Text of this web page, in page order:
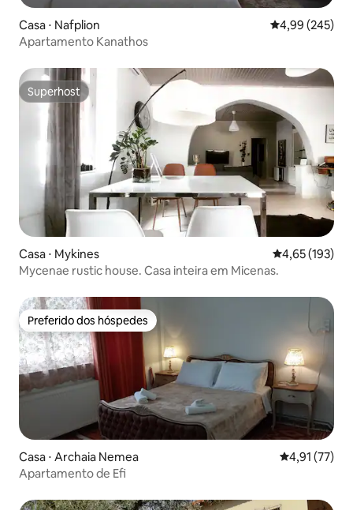
Casa ⋅ Nafplion 4,99 de uma
4,99 (245)
Apartamento Kanathos
Superhost
Superhost
Casa ⋅ Mykines 4,65 de uma
4,65 (193)
Mycenae rustic house. Casa inteira em Micenas.
Preferido dos hóspedes
Preferido dos hóspedes
Casa ⋅ Archaia Nemea 4,91 de uma
4,91 (77)
Apartamento de Efi